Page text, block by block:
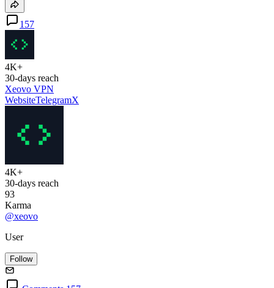
157
4K+
30-days reach
Xeovo VPN
WebsiteTelegramX
4K+
30-days reach
93
Karma
@xeovo
User
Follow